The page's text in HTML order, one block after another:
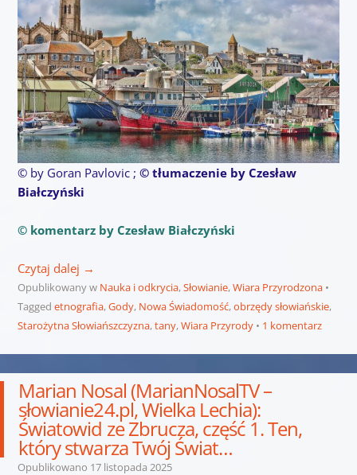
© by Goran Pavlovic ; © tłumaczenie by Czesław
Białczyński
© komentarz by Czesław Białczyński
Czytaj dalej →
Opublikowany w Nauka i odkrycia,Słowianie,Wiara Przyrodzona
Tagged etnografia,Gody, Nowa Świadomość,obrzędy słowiańskie,
Starożytna Słowiańszczyzna,tany,Wiara Przyrody 1 komentarz
Marian Nosal (MarianNosalTV –
słowianie24.pl, Wielka Lechia):
Światowid ze Zbrucza, część 1. Ten,
który stwarza Twój Świat…
Opublikowano 17 listopada 2025